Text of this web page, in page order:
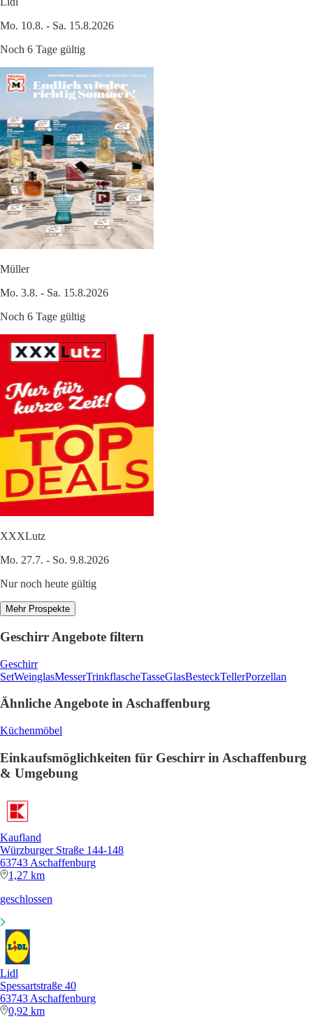
Mo. 10.8. - Sa. 15.8.2026
Noch 6 Tage gültig
Müller
Mo. 3.8. - Sa. 15.8.2026
Noch 6 Tage gültig
XXXLutz
Mo. 27.7. - So. 9.8.2026
Nur noch heute gültig
Mehr Prospekte
Geschirr Angebote filtern
Geschirr
SetWeinglasMesserTrinkflascheTasseGlasBesteckTellerPorzellan
Ähnliche Angebote in Aschaffenburg
Küchenmöbel
Einkaufsmöglichkeiten für Geschirr in Aschaffenburg
& Umgebung
Kaufland
Würzburger Straße 144-148
63743 Aschaffenburg
1,27 km
geschlossen
Lidl
Spessartstraße 40
63743 Aschaffenburg
0,92 km